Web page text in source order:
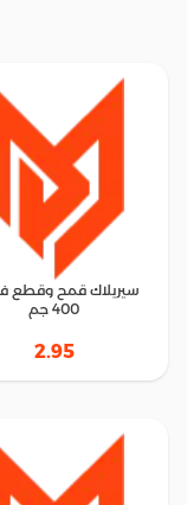
سيريلاك قمح وقطع
400 جم
2.95